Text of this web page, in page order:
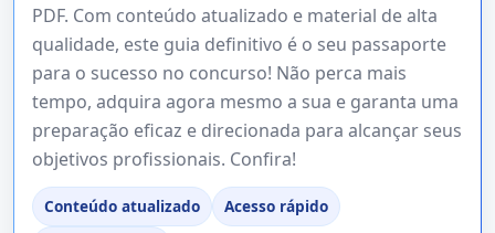
PDF. Com conteúdo atualizado e material de alta
qualidade, este guia definitivo é o seu passaporte
para o sucesso no concurso! Não perca mais
tempo, adquira agora mesmo a sua e garanta uma
preparação eficaz e direcionada para alcançar seus
objetivos profissionais. Confira!
Conteúdo atualizado
Acesso rápido